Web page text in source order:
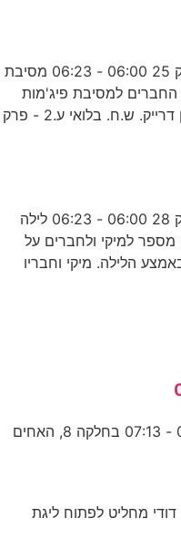
מועדון החברים של מיקי מאוס+ - פרק 25 06:00 - 06:23 מסיבת
החברים למסיבת פיג'מות
במועדון החדש שלו שיצר פרופסור פון דרייק. ש.ח. בלואי ע.2 - פרק
מועדון החברים של מיקי מאוס+ - פרק 28 06:00 - 06:23 לילה
מספר למיקי ולחברים על
הלילה. מיקי וחבריו
מה שבע - פאפאניים 06:08 - 06:33 דודי מחליט לפתוח ליגת